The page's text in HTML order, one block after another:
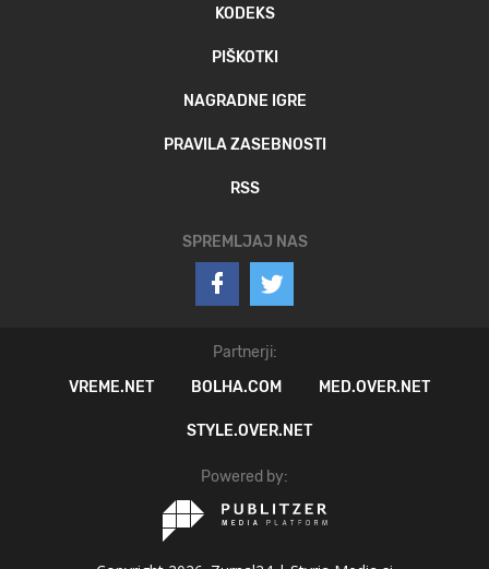
KODEKS
PIŠKOTKI
NAGRADNE IGRE
PRAVILA ZASEBNOSTI
RSS
SPREMLJAJ NAS
Partnerji:
VREME.NET
BOLHA.COM MED.OVER.NET
STYLE.OVER.NET
Powered by: